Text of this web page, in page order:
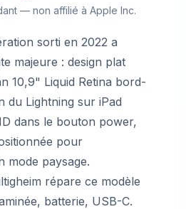
— non affilié à Apple Inc.
sorti en 2022 a
majeure : design plat
10,9" Liquid Retina bord-
du Lightning sur iPad
dans le bouton power,
pour
mode paysage.
répare ce modèle
batterie, USB-C.